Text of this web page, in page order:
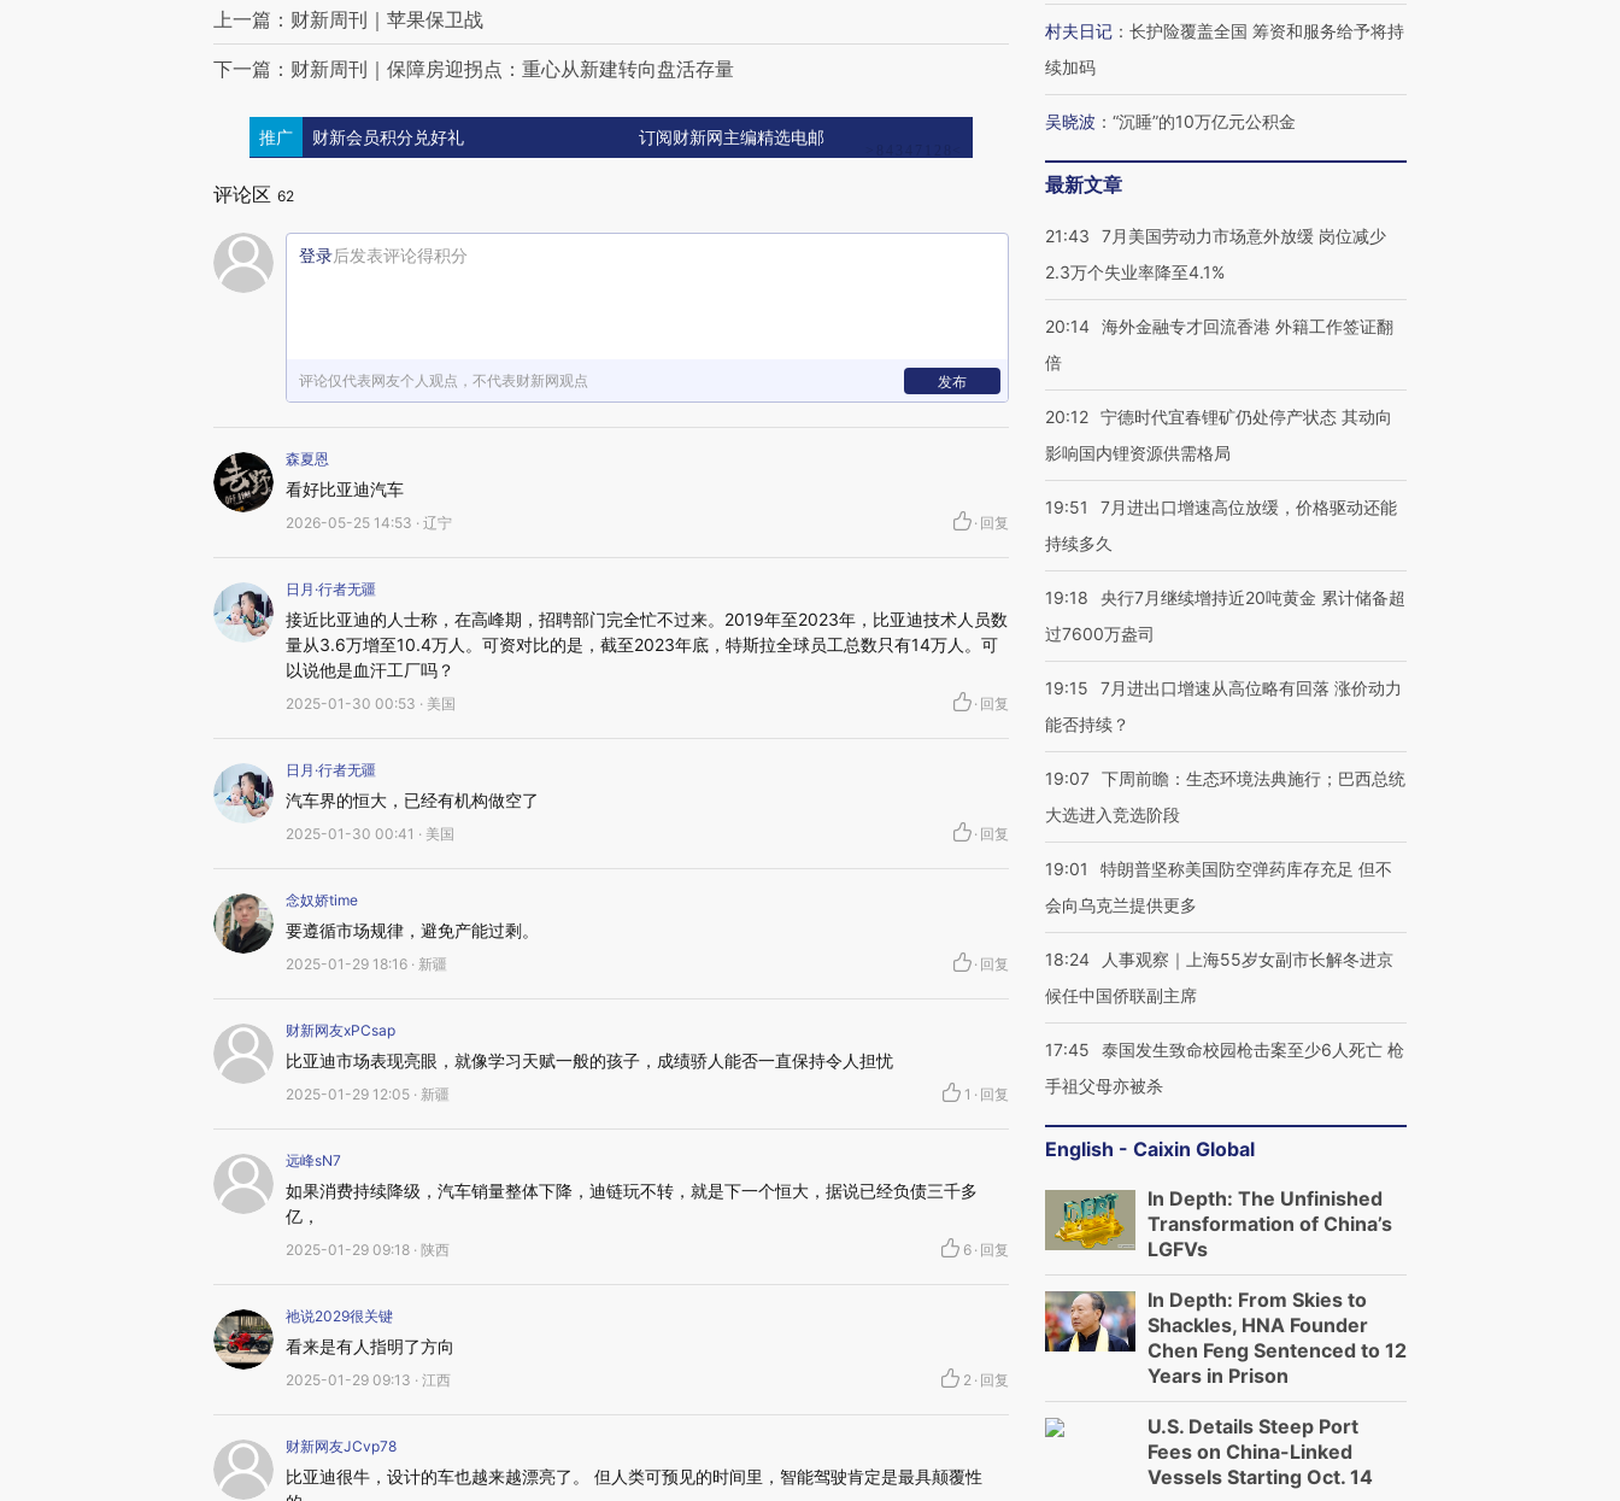
上一篇：财新周刊｜苹果保卫战
下一篇：财新周刊｜保障房迎拐点：重心从新建转向盘活存量
推广 财新会员积分兑好礼 订阅财新网主编精选电邮
评论区 62
登录后发表评论得积分
评论仅代表网友个人观点，不代表财新网观点 发布
森夏恩
看好比亚迪汽车
2026-05-25 14:53 · 辽宁 · 回复
日月·行者无疆
接近比亚迪的人士称，在高峰期，招聘部门完全忙不过来。2019年至2023年，比亚迪技术人员数
量从3.6万增至10.4万人。可资对比的是，截至2023年底，特斯拉全球员工总数只有14万人。可
以说他是血汗工厂吗？
2025-01-30 00:53 · 美国 · 回复
日月·行者无疆
汽车界的恒大，已经有机构做空了
2025-01-30 00:41 · 美国 · 回复
念奴娇time
要遵循市场规律，避免产能过剩。
2025-01-29 18:16 · 新疆 · 回复
财新网友xPCsap
比亚迪市场表现亮眼，就像学习天赋一般的孩子，成绩骄人能否一直保持令人担忧
2025-01-29 12:05 · 新疆 1 · 回复
远峰sN7
如果消费持续降级，汽车销量整体下降，迪链玩不转，就是下一个恒大，据说已经负债三千多
亿，
2025-01-29 09:18 · 陕西 6 · 回复
祂说2029很关键
看来是有人指明了方向
2025-01-29 09:13 · 江西 2 · 回复
财新网友JCvp78
比亚迪很牛，设计的车也越来越漂亮了。 但人类可预见的时间里，智能驾驶肯定是最具颠覆性
村夫日记 ： 长护险覆盖全国 筹资和服务给予将持
续加码
吴晓波 ： “沉睡”的10万亿元公积金
最新文章
21:43
7月美国劳动力市场意外放缓 岗位减少
2.3万个失业率降至4.1%
20:14 海外金融专才回流香港 外籍工作签证翻
倍
20:12 宁德时代宜春锂矿仍处停产状态 其动向
影响国内锂资源供需格局
19:51
7月进出口增速高位放缓，价格驱动还能
持续多久
19:18
央行7月继续增持近20吨黄金 累计储备超
过7600万盎司
19:15
7月进出口增速从高位略有回落 涨价动力
能否持续？
19:07 下周前瞻：生态环境法典施行；巴西总统
大选进入竞选阶段
19:01
特朗普坚称美国防空弹药库存充足 但不
会向乌克兰提供更多
18:24
人事观察｜上海55岁女副市长解冬进京
候任中国侨联副主席
17:45
泰国发生致命校园枪击案至少6人死亡 枪
手祖父母亦被杀
English - Caixin Global
In Depth: The Unfinished
Transformation of China’s
LGFVs
In Depth: From Skies to
Shackles, HNA Founder
Chen Feng Sentenced to 12
Years in Prison
U.S. Details Steep Port
Fees on China-Linked
Vessels Starting Oct. 14